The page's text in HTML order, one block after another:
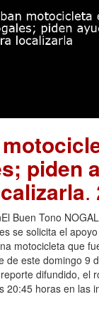
piden
.
Buen Tono
se solicita el
motocicleta que
de este domingo 9
difundido, el
20:45 horas en las